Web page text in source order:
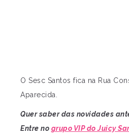
O Sesc Santos fica na Rua
Aparecida.
Quer saber das novidades
Entre no grupo VIP do Juicy